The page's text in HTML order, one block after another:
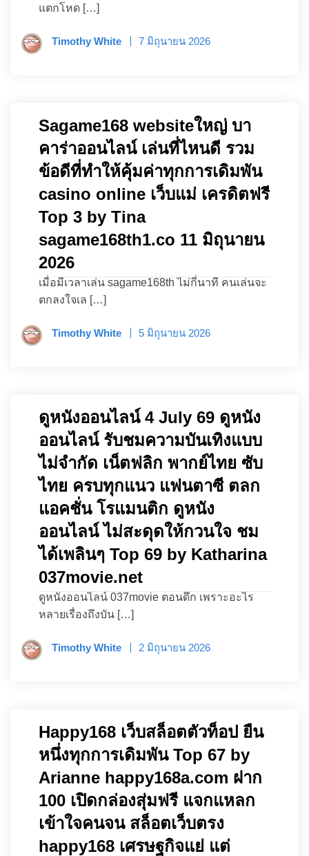
แตกโหด […]
Timothy White 7 มิถุนายน 2026
Sagame168 websiteใหญ่ บา
คาร่าออนไลน์ เล่นที่ไหนดี รวม
ข้อดีที่ทำให้คุ้มค่าทุกการเดิมพัน
casino online เว็บแม่ เครดิตฟรี
Top 3 by Tina
sagame168th1.co 11 มิถุนายน
2026
เมื่อมีเวลาเล่น sagame168th ไม่กี่นาที คนเล่นจะ
ตกลงใจเล […]
Timothy White 5 มิถุนายน 2026
ดูหนังออนไลน์ 4 July 69 ดูหนัง
ออนไลน์ รับชมความบันเทิงแบบ
ไม่จำกัด เน็ตฟลิก พากย์ไทย ซับ
ไทย ครบทุกแนว แฟนตาซี ตลก
แอคชั่น โรแมนติก ดูหนัง
ออนไลน์ ไม่สะดุดให้กวนใจ ชม
ได้เพลินๆ Top 69 by Katharina
037movie.net
ดูหนังออนไลน์ 037movie ตอนดึก เพราะอะไร
หลายเรื่องถึงบัน […]
Timothy White 2 มิถุนายน 2026
Happy168 เว็บสล็อตตัวท็อป ยืน
หนึ่งทุกการเดิมพัน Top 67 by
Arianne happy168a.com ฝาก
100 เปิดกล่องสุ่มฟรี แจกแหลก
เข้าใจคนจน สล็อตเว็บตรง
happy168 เศรษฐกิจแย่ แต่